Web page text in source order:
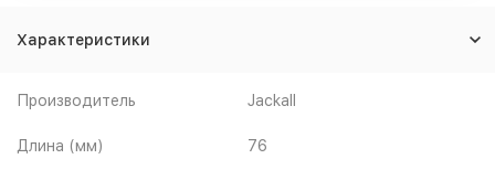
Характеристики
Производитель Jackall
Длина (мм) 76